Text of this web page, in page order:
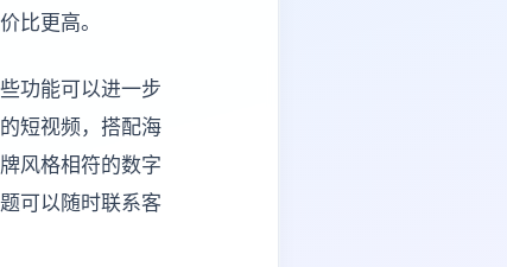
比更高。
功能可以进一步
短视频，搭配海
风格相符的数字
可以随时联系客